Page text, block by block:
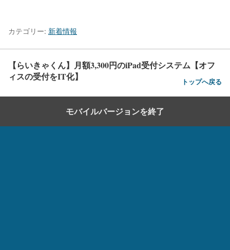
カテゴリー: 新着情報
【らいきゃくん】月額3,300円のiPad受付システム【オフ
ィスの受付をIT化】
トップへ戻る
モバイルバージョンを終了